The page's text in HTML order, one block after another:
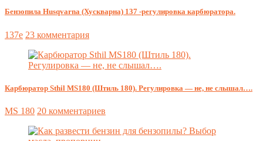
Бензопила Husqvarna (Хускварна) 137 -регулировка карбюратора.
137e 23 комментария
Карбюратор Sthil MS180 (Штиль 180). Регулировка — не, не слышал….
MS 180 20 комментариев